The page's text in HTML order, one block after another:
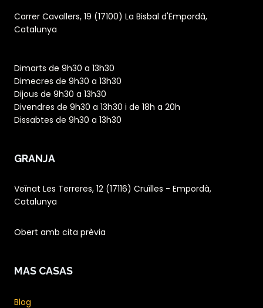
Carrer Cavallers, 19 (17100) La Bisbal d'Empordà,
Catalunya
Dimarts de 9h30 a 13h30
Dimecres de 9h30 a 13h30
Dijous de 9h30 a 13h30
Divendres de 9h30 a 13h30 i de 18h a 20h
Dissabtes de 9h30 a 13h30
GRANJA
Veïnat Les Terreres, 12 (17116) Cruïlles - Empordà,
Catalunya
Obert amb cita prèvia
MAS CASAS
Blog